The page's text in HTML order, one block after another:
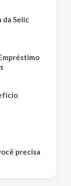
da Selic
precisa